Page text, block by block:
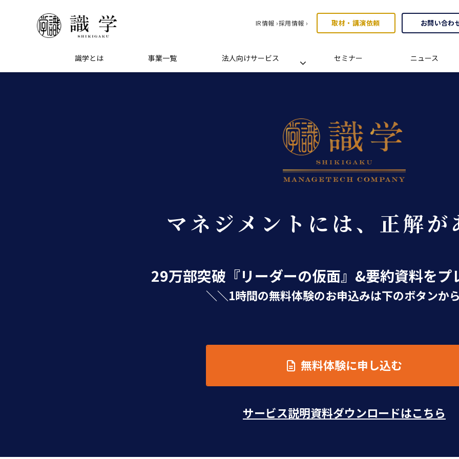
IR情報 ›採用情報 › 取材・講演依頼 お問い合わ
識学とは 事業一覧 法人向けサービス セミナー ニュース
マネジメントには、正解が
29万部突破『リーダーの仮面』&要約資料をプ
＼＼1時間の無料体験のお申込みは下のボタンか
無料体験に申し込む
サービス説明資料ダウンロードはこちら